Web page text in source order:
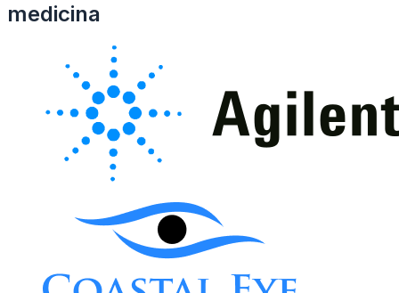
medicina